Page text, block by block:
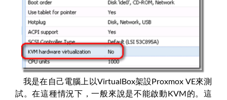
我是在自己電腦上以VirtualBox架設Proxmox VE來測
試。在這種情況下，一般來說是不能啟動KVM的。這